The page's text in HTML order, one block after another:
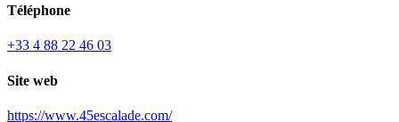
Téléphone
+33 4 88 22 46 03
Site web
https://www.45escalade.com/